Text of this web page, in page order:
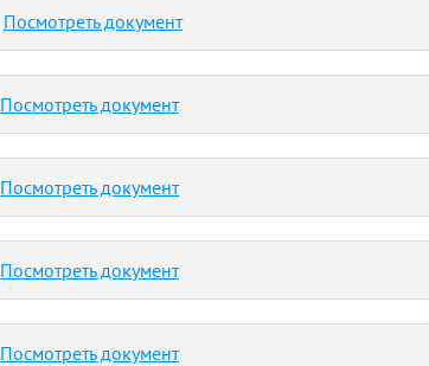
Посмотреть документ
Посмотреть документ
Посмотреть документ
Посмотреть документ
Посмотреть документ